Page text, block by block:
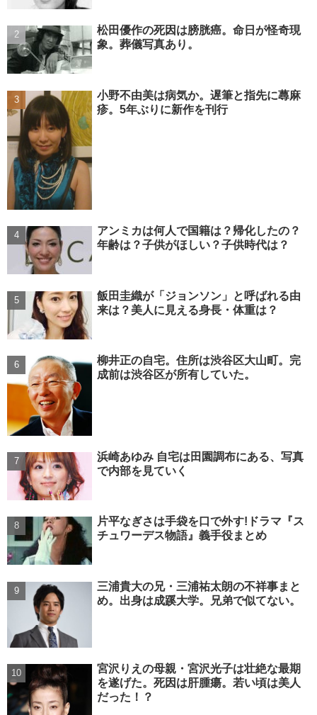
松田優作の死因は膀胱癌。命日が怪奇現
象。葬儀写真あり。
小野不由美は病気か。遅筆と指先に蕁麻
疹。5年ぶりに新作を刊行
アンミカは何人で国籍は？帰化したの？
年齢は？子供がほしい？子供時代は？
飯田圭織が「ジョンソン」と呼ばれる由
来は？美人に見える身長・体重は？
柳井正の自宅。住所は渋谷区大山町。完
成前は渋谷区が所有していた。
浜崎あゆみ 自宅は田園調布にある、写真
で内部を見ていく
片平なぎさは手袋を口で外す!ドラマ『ス
チュワーデス物語』義手役まとめ
三浦貴大の兄・三浦祐太朗の不祥事まと
め。出身は成蹊大学。兄弟で似てない。
宮沢りえの母親・宮沢光子は壮絶な最期
を遂げた。死因は肝腫瘍。若い頃は美人
だった！？